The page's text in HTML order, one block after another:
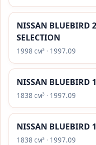
NISSAN BLUEBIRD
SELECTION
1998 см³ · 1997.09
NISSAN BLUEBIRD
1838 см³ · 1997.09
NISSAN BLUEBIRD
1838 см³ · 1997.09